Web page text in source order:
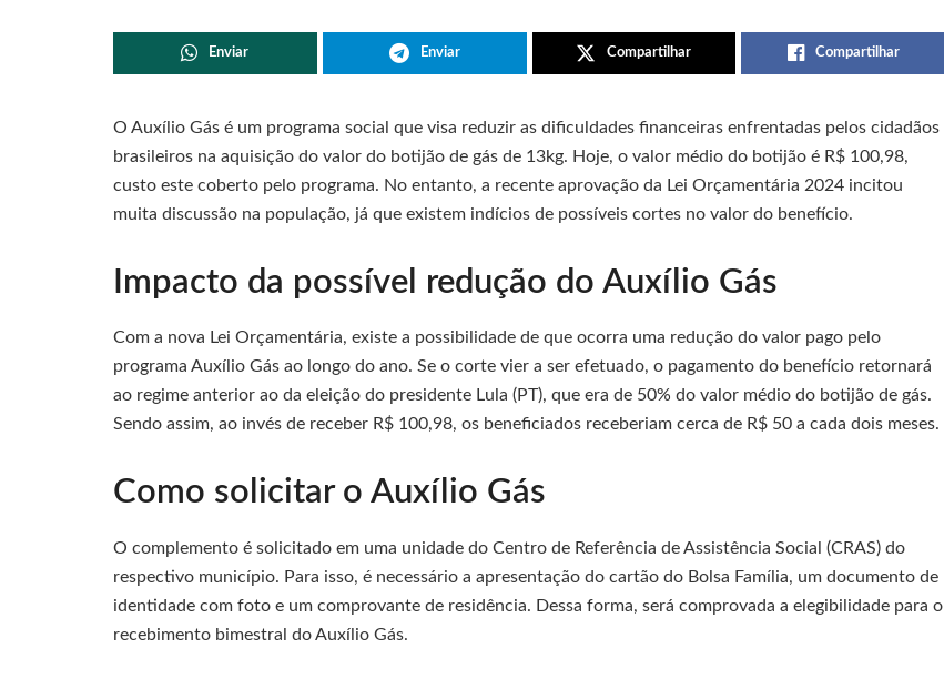
Enviar Enviar Compartilhar Compartilhar
O Auxílio Gás é um programa social que visa reduzir as dificuldades financeiras enfrentadas pelos cidadãos
brasileiros na aquisição do valor do botijão de gás de 13kg. Hoje, o valor médio do botijão é R$ 100,98,
custo este coberto pelo programa. No entanto, a recente aprovação da Lei Orçamentária 2024 incitou
muita discussão na população, já que existem indícios de possíveis cortes no valor do benefício.
Impacto da possível redução do Auxílio Gás
Com a nova Lei Orçamentária, existe a possibilidade de que ocorra uma redução do valor pago pelo
programa Auxílio Gás ao longo do ano. Se o corte vier a ser efetuado, o pagamento do benefício retornará
ao regime anterior ao da eleição do presidente Lula (PT), que era de 50% do valor médio do botijão de gás.
Sendo assim, ao invés de receber R$ 100,98, os beneficiados receberiam cerca de R$ 50 a cada dois meses.
Como solicitar o Auxílio Gás
O complemento é solicitado em uma unidade do Centro de Referência de Assistência Social (CRAS) do
respectivo município. Para isso, é necessário a apresentação do cartão do Bolsa Família, um documento de
identidade com foto e um comprovante de residência. Dessa forma, será comprovada a elegibilidade para o
recebimento bimestral do Auxílio Gás.